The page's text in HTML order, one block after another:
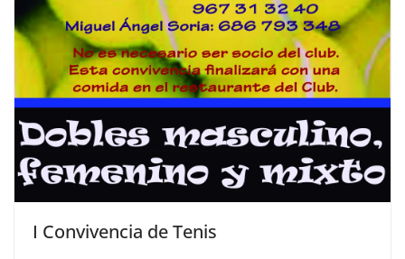
I Convivencia de Tenis